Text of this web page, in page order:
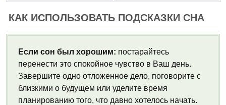
КАК ИСПОЛЬЗОВАТЬ ПОДСКАЗКИ СНА
Если сон был хорошим: постарайтесь
перенести это спокойное чувство в Ваш день.
Завершите одно отложенное дело, поговорите с
близкими о будущем или уделите время
планированию того, что давно хотелось начать.